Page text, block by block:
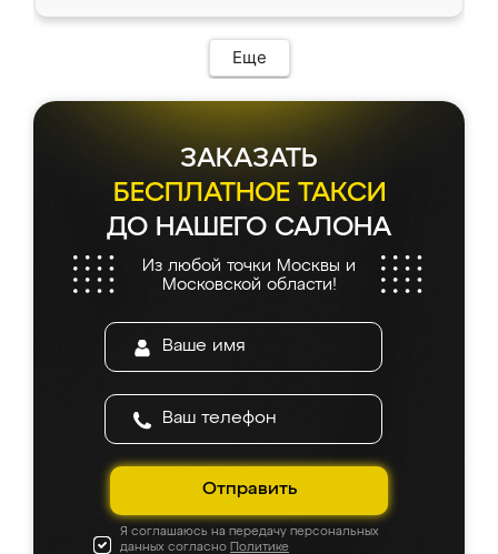
Еще
ЗАКАЗАТЬ
БЕСПЛАТНОЕ ТАКСИ
ДО НАШЕГО САЛОНА
Из любой точки Москвы и
Московской области!
Отправить
Я соглашаюсь на передачу персональных
данных согласно Политике